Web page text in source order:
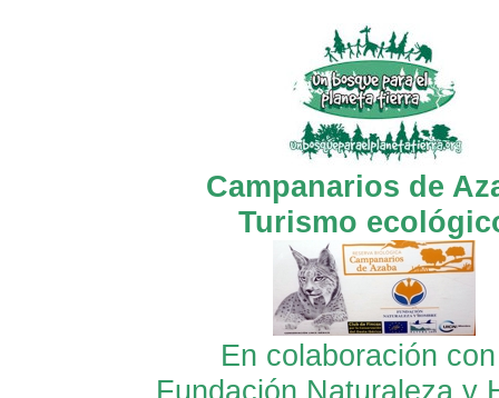
Campanarios de
Turismo
En colaboración
Fundación Naturaleza y